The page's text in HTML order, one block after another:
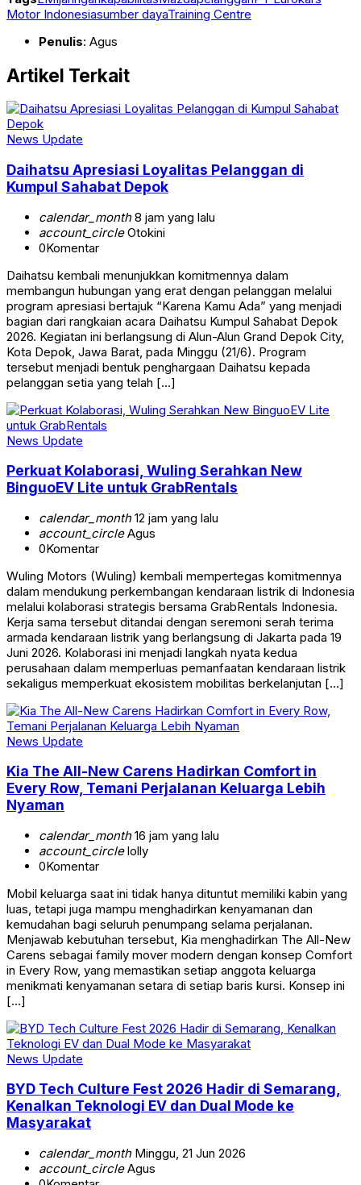
Motor Indonesiasumber dayaTraining Centre
Penulis: Agus
Artikel Terkait
News Update
Daihatsu Apresiasi Loyalitas Pelanggan di
Kumpul Sahabat Depok
calendar_month8 jam yang lalu
account_circleOtokini
0Komentar
Daihatsu kembali menunjukkan komitmennya dalam
membangun hubungan yang erat dengan pelanggan melalui
program apresiasi bertajuk “Karena Kamu Ada” yang menjadi
bagian dari rangkaian acara Daihatsu Kumpul Sahabat Depok
2026. Kegiatan ini berlangsung di Alun-Alun Grand Depok City,
Kota Depok, Jawa Barat, pada Minggu (21/6). Program
tersebut menjadi bentuk penghargaan Daihatsu kepada
pelanggan setia yang telah […]
News Update
Perkuat Kolaborasi, Wuling Serahkan New
BinguoEV Lite untuk GrabRentals
calendar_month12 jam yang lalu
account_circleAgus
0Komentar
Wuling Motors (Wuling) kembali mempertegas komitmennya
dalam mendukung perkembangan kendaraan listrik di Indonesia
melalui kolaborasi strategis bersama GrabRentals Indonesia.
Kerja sama tersebut ditandai dengan seremoni serah terima
armada kendaraan listrik yang berlangsung di Jakarta pada 19
Juni 2026. Kolaborasi ini menjadi langkah nyata kedua
perusahaan dalam memperluas pemanfaatan kendaraan listrik
sekaligus memperkuat ekosistem mobilitas berkelanjutan […]
News Update
Kia The All-New Carens Hadirkan Comfort in
Every Row, Temani Perjalanan Keluarga Lebih
Nyaman
calendar_month16 jam yang lalu
account_circlelolly
0Komentar
Mobil keluarga saat ini tidak hanya dituntut memiliki kabin yang
luas, tetapi juga mampu menghadirkan kenyamanan dan
kemudahan bagi seluruh penumpang selama perjalanan.
Menjawab kebutuhan tersebut, Kia menghadirkan The All-New
Carens sebagai family mover modern dengan konsep Comfort
in Every Row, yang memastikan setiap anggota keluarga
menikmati kenyamanan setara di setiap baris kursi. Konsep ini
[…]
News Update
BYD Tech Culture Fest 2026 Hadir di Semarang,
Kenalkan Teknologi EV dan Dual Mode ke
Masyarakat
calendar_monthMinggu, 21 Jun 2026
account_circleAgus